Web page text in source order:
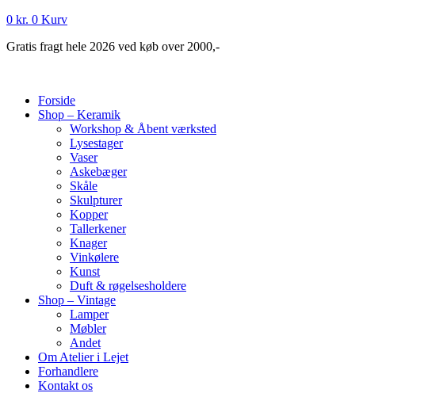
0 kr. 0 Kurv
Gratis fragt hele 2026 ved køb over 2000,-
Forside
Shop – Keramik
Workshop & Åbent værksted
Lysestager
Vaser
Askebæger
Skåle
Skulpturer
Kopper
Tallerkener
Knager
Vinkølere
Kunst
Duft & røgelsesholdere
Shop – Vintage
Lamper
Møbler
Andet
Om Atelier i Lejet
Forhandlere
Kontakt os